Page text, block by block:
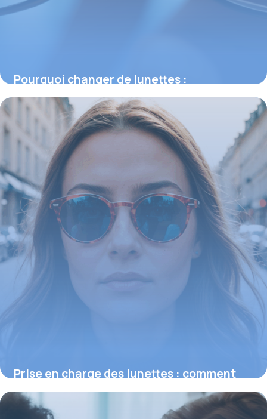
Pourquoi changer de lunettes :
symptômes, renouvellement et conseils
pratiques
15 juin 2026
Prise en charge des lunettes : comment
réduire vos coûts avec la Sécurité sociale
18 mai 2026